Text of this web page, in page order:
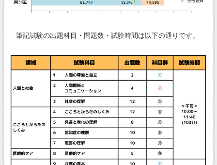
筆記試験の出題科目・問題数・試験時間は以下の通りです。